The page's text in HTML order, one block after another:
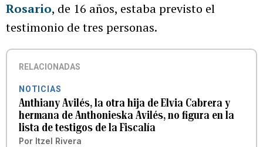
Rosario, de 16 años, estaba previsto el
testimonio de tres personas.
RELACIONADAS
NOTICIAS
Anthiany Avilés, la otra hija de Elvia Cabrera y
hermana de Anthonieska Avilés, no figura en la
lista de testigos de la Fiscalía
Por Itzel Rivera